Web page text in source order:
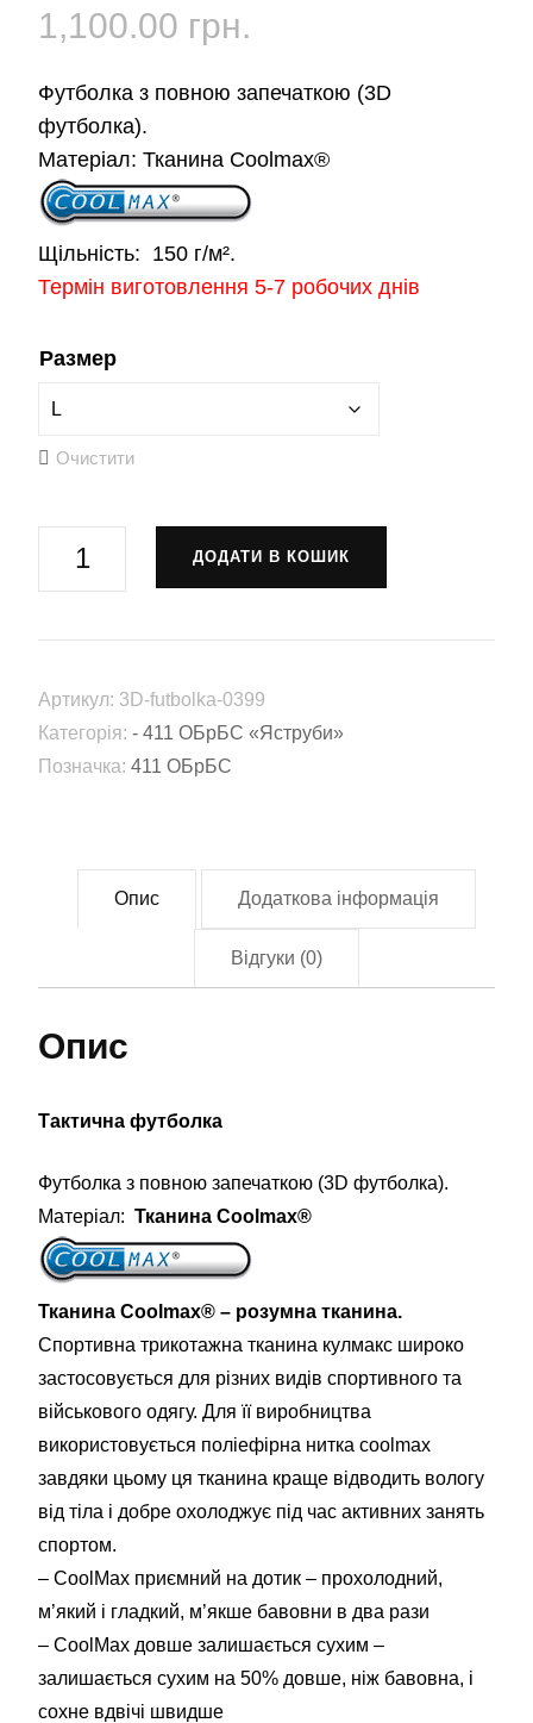
1,100.00 грн.
Футболка з повною запечаткою (3D
футболка).
Матеріал: Тканина Coolmax®
Щільність: 150 г/м².
Термін виготовлення 5-7 робочих днів
Размер
Очистити
футболка
та
бригада
безпілотних
систем
ОБрБС)
мультикам
0399)
ДОДАТИ В КОШИК
Артикул: 3D-futbolka-0399
Категорія: - 411 ОБрБС «Яструби»
Позначка: 411 ОБрБС
Опис Додаткова інформація
Відгуки (0)
Опис
Тактична футболка
Футболка з повною запечаткою (3D футболка).
Матеріал: Тканина Coolmax®
Тканина Coolmax® – розумна тканина.
Спортивна трикотажна тканина кулмакс широко
застосовується для різних видів спортивного та
військового одягу. Для її виробництва
використовується поліефірна нитка coolmax
завдяки цьому ця тканина краще відводить вологу
від тіла і добре охолоджує під час активних занять
спортом.
– CoolMax приємний на дотик – прохолодний,
м’який і гладкий, м’якше бавовни в два рази
– CoolMax довше залишається сухим –
залишається сухим на 50% довше, ніж бавовна, і
сохне вдвічі швидше